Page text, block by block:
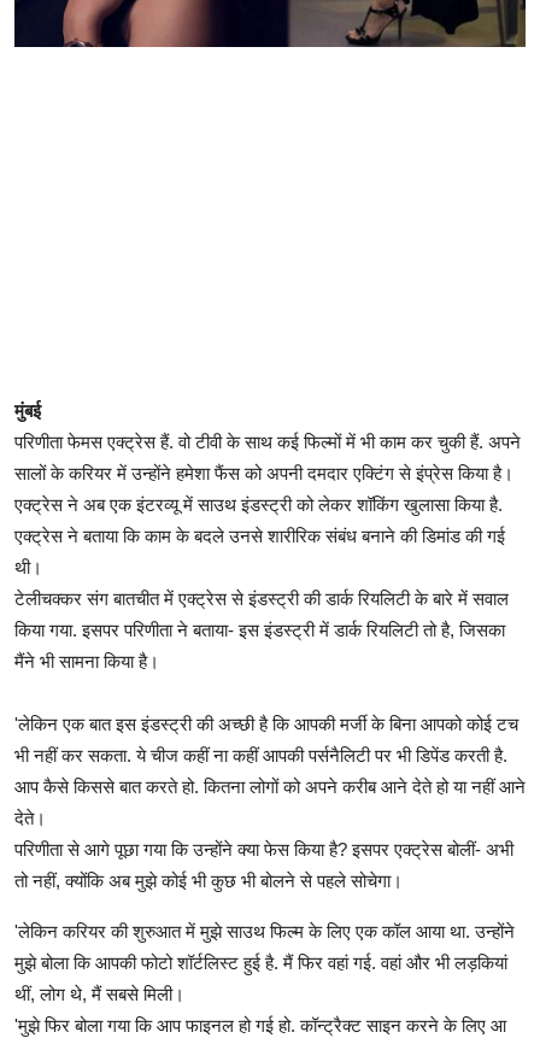
मुंबई
परिणीता फेमस एक्ट्रेस हैं. वो टीवी के साथ कई फिल्मों में भी काम कर चुकी हैं. अपने
सालों के करियर में उन्होंने हमेशा फैंस को अपनी दमदार एक्टिंग से इंप्रेस किया है।
एक्ट्रेस ने अब एक इंटरव्यू में साउथ इंडस्ट्री को लेकर शॉकिंग खुलासा किया है.
एक्ट्रेस ने बताया कि काम के बदले उनसे शारीरिक संबंध बनाने की डिमांड की गई
थी।
टेलीचक्कर संग बातचीत में एक्ट्रेस से इंडस्ट्री की डार्क रियलिटी के बारे में सवाल
किया गया. इसपर परिणीता ने बताया- इस इंडस्ट्री में डार्क रियलिटी तो है, जिसका
मैंने भी सामना किया है।
'लेकिन एक बात इस इंडस्ट्री की अच्छी है कि आपकी मर्जी के बिना आपको कोई टच
भी नहीं कर सकता. ये चीज कहीं ना कहीं आपकी पर्सनैलिटी पर भी डिपेंड करती है.
आप कैसे किससे बात करते हो. कितना लोगों को अपने करीब आने देते हो या नहीं आने
देते।
परिणीता से आगे पूछा गया कि उन्होंने क्या फेस किया है? इसपर एक्ट्रेस बोलीं- अभी
तो नहीं, क्योंकि अब मुझे कोई भी कुछ भी बोलने से पहले सोचेगा।
'लेकिन करियर की शुरुआत में मुझे साउथ फिल्म के लिए एक कॉल आया था. उन्होंने
मुझे बोला कि आपकी फोटो शॉर्टलिस्ट हुई है. मैं फिर वहां गई. वहां और भी लड़कियां
थीं, लोग थे, मैं सबसे मिली।
'मुझे फिर बोला गया कि आप फाइनल हो गई हो. कॉन्ट्रैक्ट साइन करने के लिए आ